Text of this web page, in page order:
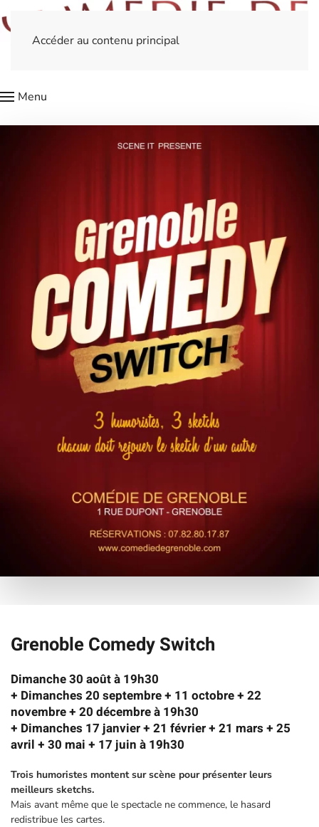
Accéder au contenu principal
Menu
Grenoble Comedy Switch
Dimanche 30 août à 19h30
+ Dimanches 20 septembre + 11 octobre + 22
novembre + 20 décembre à 19h30
+ Dimanches 17 janvier + 21 février + 21 mars + 25
avril + 30 mai + 17 juin à 19h30
Trois humoristes montent sur scène pour présenter leurs
meilleurs sketchs.
Mais avant même que le spectacle ne commence, le hasard
redistribue les cartes.